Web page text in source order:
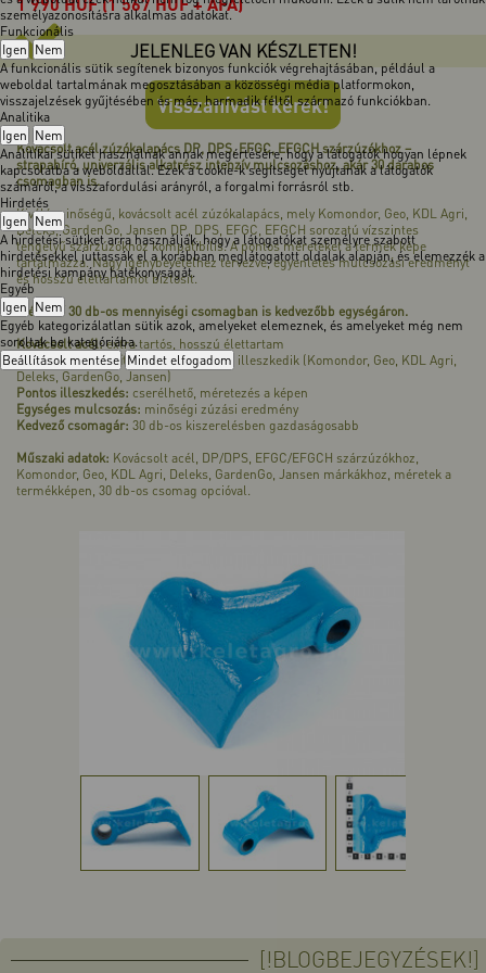
személyazonosításra alkalmas adatokat.
Funkcionális
Igen Nem
A funkcionális sütik segítenek bizonyos funkciók végrehajtásában, például a
weboldal tartalmának megosztásában a közösségi média platformokon,
visszajelzések gyűjtésében és más, harmadik féltől származó funkciókban.
Analitika
Igen Nem
Analitikai sütiket használnak annak megértésére, hogy a látogatók hogyan lépnek
kapcsolatba a weboldallal. Ezek a cookie-k segítséget nyújtanak a látogatók
számáról, a visszafordulási arányról, a forgalmi forrásról stb.
Hirdetés
Igen Nem
A hirdetési sütiket arra használják, hogy a látogatókat személyre szabott
hirdetésekkel juttassák el a korábban meglátogatott oldalak alapján, és elemezzék a
hirdetési kampány hatékonyságát.
Egyéb
Igen Nem
Egyéb kategorizálatlan sütik azok, amelyeket elemeznek, és amelyeket még nem
soroltak be kategóriába.
Beállítások mentése Mindet elfogadom
JELENLEG VAN KÉSZLETEN!
Visszahívást kérek!
Kovácsolt acél zúzókalapács DP, DPS, EFGC, EFGCH szárzúzókhoz –
strapabíró, univerzális alkatrész intenzív mulcsozáshoz, akár 30 darabos
csomagban is.
Kiváló minőségű, kovácsolt acél zúzókalapács, mely Komondor, Geo, KDL Agri,
Deleks, GardenGo, Jansen DP, DPS, EFGC, EFGCH sorozatú vízszintes
tengelyű szárzúzókhoz kompatibilis. A pontos méreteket a termék képe
tartalmazza. Nagy igénybevételhez tervezve, egyenletes mulcsozási eredményt
és hosszú élettartamot biztosít.
Elérhető 30 db-os mennyiségi csomagban is kedvezőbb egységáron.
Kovácsolt acél:extra tartós, hosszú élettartam
Széles kompatibilitás:több márkához illeszkedik (Komondor, Geo, KDL Agri,
Deleks, GardenGo, Jansen)
Pontos illeszkedés: cserélhető, méretezés a képen
Egységes mulcsozás: minőségi zúzási eredmény
Kedvező csomagár: 30 db-os kiszerelésben gazdaságosabb
Műszaki adatok: Kovácsolt acél, DP/DPS, EFGC/EFGCH szárzúzókhoz,
Komondor, Geo, KDL Agri, Deleks, GardenGo, Jansen márkákhoz, méretek a
termékképen, 30 db-os csomag opcióval.
[!BLOGBEJEGYZÉSEK!]